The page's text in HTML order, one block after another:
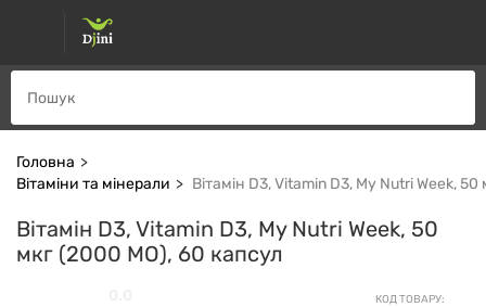
Головна
Вітаміни та мінерали
Вітамін D3, Vitamin D3, My Nutri Week,
Вітамін D3, Vitamin D3, My Nutri Week, 50
мкг (2000 МО), 60 капсул
КОД ТОВАРУ: